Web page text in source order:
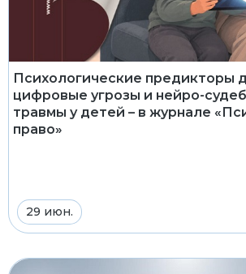
Психологические предикторы
цифровые угрозы и нейро-
травмы у детей – в журнале
право»
29 июн.